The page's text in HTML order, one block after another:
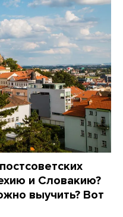
и Словакию?
выучить? Вот